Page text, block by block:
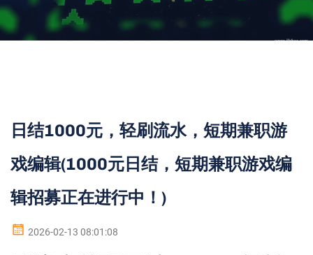
日结1000元，轻刷流水，短期兼职游
戏编辑(1000元日结，短期兼职游戏编
辑招募正在进行中！)
2026-02-13 08:01:08